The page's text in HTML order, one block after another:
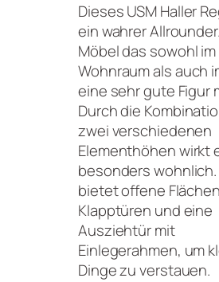
Dieses USM Haller
ein wahrer
Möbel das sowohl im
Wohnraum als auch
eine sehr gute Figur
Durch die
zwei verschiedenen
Elementhöhen wirkt
besonders wohnlich.
bietet offene
Klapptüren und eine
Ausziehtür mit
Einlegerahmen, um
Dinge zu verstauen.